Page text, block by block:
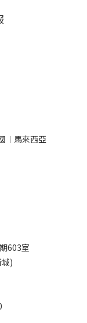
︱馬來西亞
603室
)